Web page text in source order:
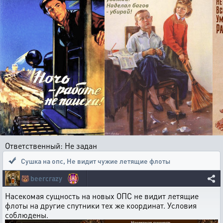
Ответственный: Не задан
Сушка на опс, Не видит чужие летящие флоты
🐻beercrazy
Насекомая сущность на новых ОПС не видит летящие
флоты на другие спутники тех же координат. Условия
соблюдены.